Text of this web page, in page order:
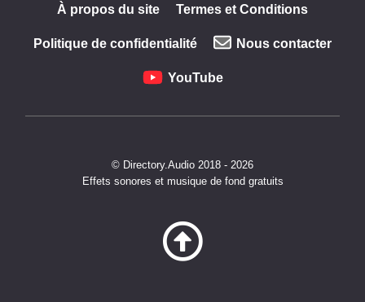
À propos du site Termes et Conditions
Politique de confidentialité Nous contacter
YouTube
© Directory.Audio 2018 - 2026
Effets sonores et musique de fond gratuits